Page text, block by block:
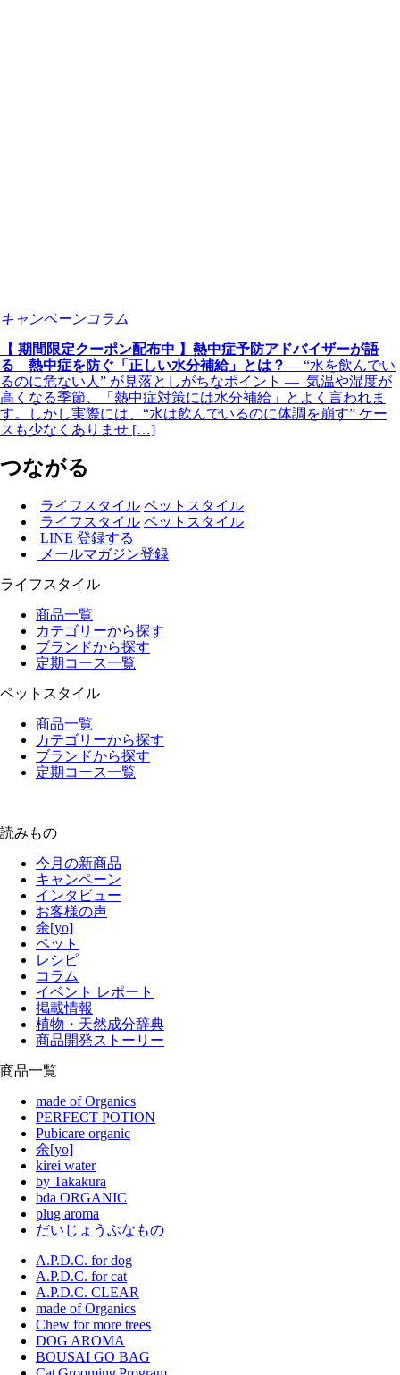
キャンペーンコラム
【 期間限定クーポン配布中 】熱中症予防アドバイザーが語
る 熱中症を防ぐ「正しい水分補給」とは？― “水を飲んでい
るのに危ない人” が見落としがちなポイント ― 気温や湿度が
高くなる季節、「熱中症対策には水分補給」とよく言われま
す。しかし実際には、“水は飲んでいるのに体調を崩す” ケー
スも少なくありませ […]
つながる
ライフスタイル ペットスタイル
ライフスタイル ペットスタイル
LINE 登録する
メールマガジン登録
ライフスタイル
商品一覧
カテゴリーから探す
ブランドから探す
定期コース一覧
ペットスタイル
商品一覧
カテゴリーから探す
ブランドから探す
定期コース一覧
読みもの
今月の新商品
キャンペーン
インタビュー
お客様の声
余[yo]
ペット
レシピ
コラム
イベント レポート
掲載情報
植物・天然成分辞典
商品開発ストーリー
商品一覧
made of Organics
PERFECT POTION
Pubicare organic
余[yo]
kirei water
by Takakura
bda ORGANIC
plug aroma
だいじょうぶなもの
A.P.D.C. for dog
A.P.D.C. for cat
A.P.D.C. CLEAR
made of Organics
Chew for more trees
DOG AROMA
BOUSAI GO BAG